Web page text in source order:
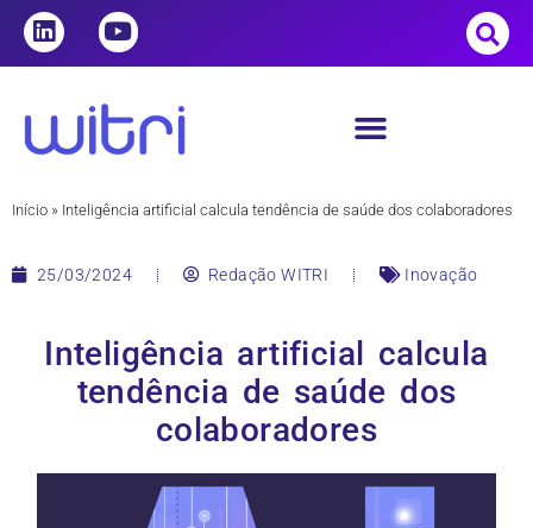
Início » Inteligência artificial calcula tendência de saúde dos colaboradores
25/03/2024 Redação WITRI Inovação
Inteligência artificial calcula
tendência de saúde dos
colaboradores